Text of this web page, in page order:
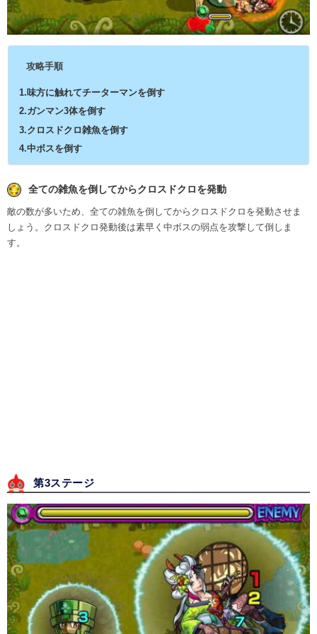
攻略手順
1.味方に触れてチーターマンを倒す
2.ガンマン3体を倒す
3.クロスドクロ雑魚を倒す
4.中ボスを倒す
全ての雑魚を倒してからクロスドクロを発動
敵の数が多いため、全ての雑魚を倒してからクロスドクロを発動させま
しょう。クロスドクロ発動後は素早く中ボスの弱点を攻撃して倒しま
す。
第3ステージ